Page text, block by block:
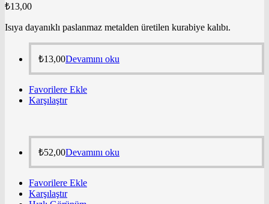
₺13,00
Isıya dayanıklı paslanmaz metalden üretilen kurabiye kalıbı.
₺13,00Devamını oku
Favorilere Ekle
Karşılaştır
₺52,00Devamını oku
Favorilere Ekle
Karşılaştır